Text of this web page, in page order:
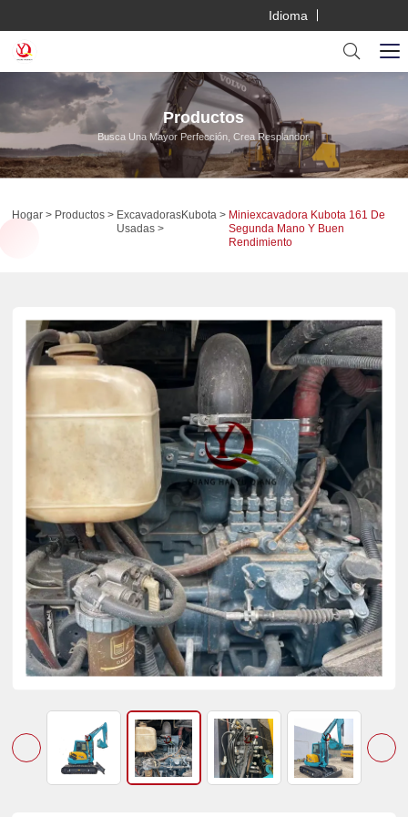
Idioma
Productos
Busca Una Mayor Perfección, Crea Resplandor.
Hogar Productos
Excavadoras
Usadas
Kubota
Miniexcavadora Kubota 161 De
Segunda Mano Y Buen
Rendimiento